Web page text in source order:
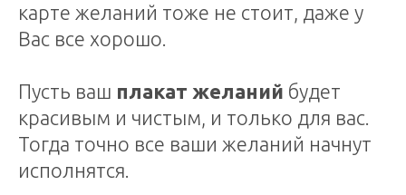
карте желаний тоже не стоит, даже у
Вас все хорошо.
Пусть ваш плакат желаний будет
красивым и чистым, и только для вас.
Тогда точно все ваши желаний начнут
исполнятся.